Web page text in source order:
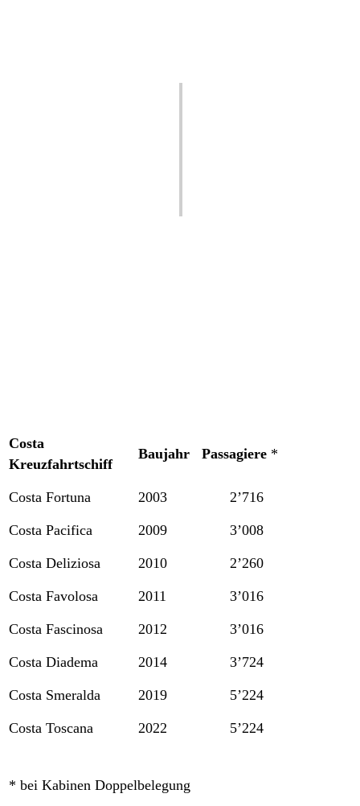
Costa
Kreuzfahrtschiff
Baujahr Passagiere *
Costa Fortuna 2003 2’716
Costa Pacifica 2009 3’008
Costa Deliziosa 2010 2’260
Costa Favolosa 2011 3’016
Costa Fascinosa 2012 3’016
Costa Diadema 2014 3’724
Costa Smeralda 2019 5’224
Costa Toscana 2022 5’224
* bei Kabinen Doppelbelegung